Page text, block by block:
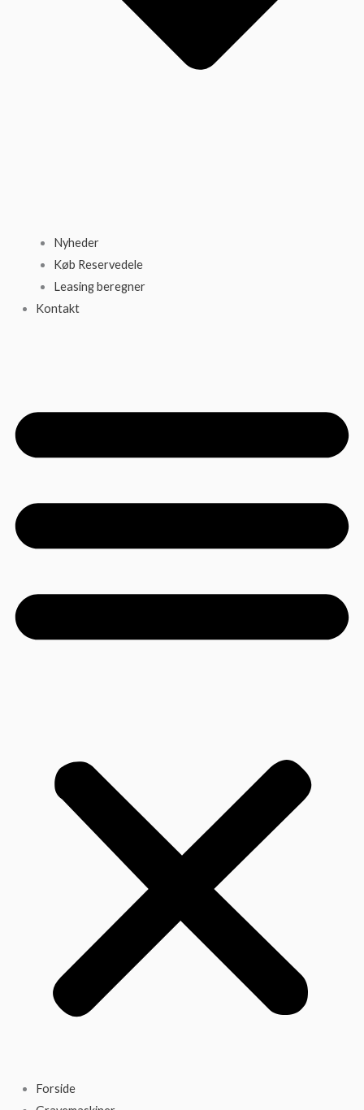
Nyheder
Køb Reservedele
Leasing beregner
Kontakt
Forside